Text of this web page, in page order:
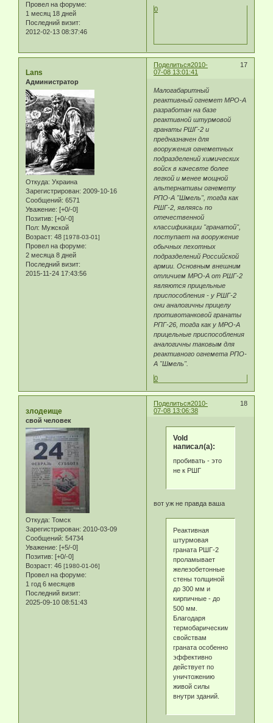
Провел на форуме:
1 месяц 18 дней
Последний визит:
2012-02-13 08:37:46
0
Поделиться 17
2010-
07-08 13:01:41
Lans
Администратор
Откуда: Украина
Зарегистрирован: 2009-10-16
Сообщений: 6571
Уважение: [+0/-0]
Позитив: [+0/-0]
Пол: Мужской
Возраст: 48 [1978-03-01]
Провел на форуме:
2 месяца 8 дней
Последний визит:
2015-11-24 17:43:56
Малогабаритный
реактивный огнемет МРО-А
разработан на базе
реактивной штурмовой
гранаты РШГ-2 и
предназначен для
вооружения огнеметных
подразделений химических
войск в качесвте более
легкой и менее мощной
альтернативы огнемету
РПО-А "Шмель", тогда как
РШГ-2, являясь по
отечественной
классификации "гранатой",
поступает на вооружение
обычных пехотных
подразделений Российской
армии. Основным внешним
отличием МРО-А от РШГ-2
являются прицельные
приспособления - у РШГ-2
они аналогичны прицелу
противотанковой гранаты
РПГ-26, тогда как у МРО-А
прицельные приспособления
аналогичны таковым для
реактивного огнемета РПО-
А "Шмель".
0
Поделиться 18
2010-
07-08 13:06:38
злодеище
свой человек
Откуда: Томск
Зарегистрирован: 2010-03-09
Сообщений: 54734
Уважение: [+5/-0]
Позитив: [+0/-0]
Возраст: 46 [1980-01-06]
Провел на форуме:
1 год 6 месяцев
Последний визит:
2025-09-10 08:51:43
Vold
написал(а):
пробивать - это
не к РШГ
вот уж не правда ваша
Реактивная
штурмовая
граната РШГ-2
проламывает
железобетонные
стены толщиной
до 300 мм и
кирпичные - до
500 мм.
Благодаря
термобарическим
свойствам
граната особенно
эффективно
действует по
уничтожению
живой силы
внутри зданий.